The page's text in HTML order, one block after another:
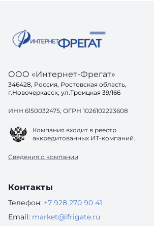
ООО «Интернет-Фрегат»
346428, Россия, Ростовская область,
г.Новочеркасск, ул.Троицкая 39/166
ИНН 6150032475, ОГРН 1026102223608
Компания входит в реестр
аккредитованных ИТ-компаний.
Сведения о компании
Контакты
Телефон: +7 928 270 90 41
Email: market@ifrigate.ru